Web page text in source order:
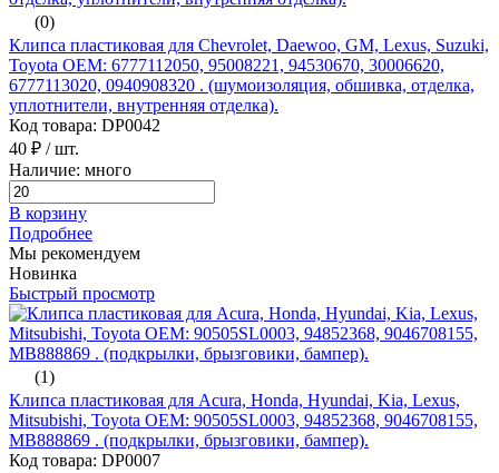
(0)
Клипса пластиковая для Chevrolet, Daewoo, GM, Lexus, Suzuki,
Toyota ОЕМ: 6777112050, 95008221, 94530670, 30006620,
6777113020, 0940908320 . (шумоизоляция, обшивка, отделка,
уплотнители, внутренняя отделка).
Код товара: DP0042
40 ₽ / шт.
Наличие: много
В корзину
Подробнее
Мы рекомендуем
Новинка
Быстрый просмотр
(1)
Клипса пластиковая для Acura, Honda, Hyundai, Kia, Lexus,
Mitsubishi, Toyota ОЕМ: 90505SL0003, 94852368, 9046708155,
MB888869 . (подкрылки, брызговики, бампер).
Код товара: DP0007